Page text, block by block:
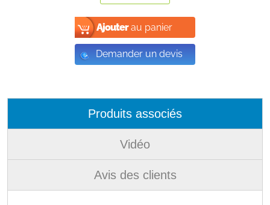
Ajouterau panier
Demander un devis
Produits associés
Vidéo
Avis des clients